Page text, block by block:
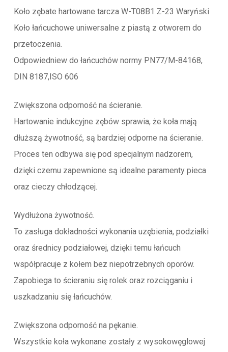
Koło zębate hartowane tarcza W-T08B1 Z-23 Waryński
Koło łańcuchowe uniwersalne z piastą z otworem do
przetoczenia.
Odpowiedniew do łańcuchów normy PN77/M-84168,
DIN 8187,ISO 606
Zwiększona odporność na ścieranie.
Hartowanie indukcyjne zębów sprawia, że koła mają
dłuższą żywotność, są bardziej odporne na ścieranie.
Proces ten odbywa się pod specjalnym nadzorem,
dzięki czemu zapewnione są idealne paramenty pieca
oraz cieczy chłodzącej.
Wydłużona żywotność.
To zasługa dokładności wykonania uzębienia, podziałki
oraz średnicy podziałowej, dzięki temu łańcuch
współpracuje z kołem bez niepotrzebnych oporów.
Zapobiega to ścieraniu się rolek oraz rozciąganiu i
uszkadzaniu się łańcuchów.
Zwiększona odporność na pękanie.
Wszystkie koła wykonane zostały z wysokowęglowej